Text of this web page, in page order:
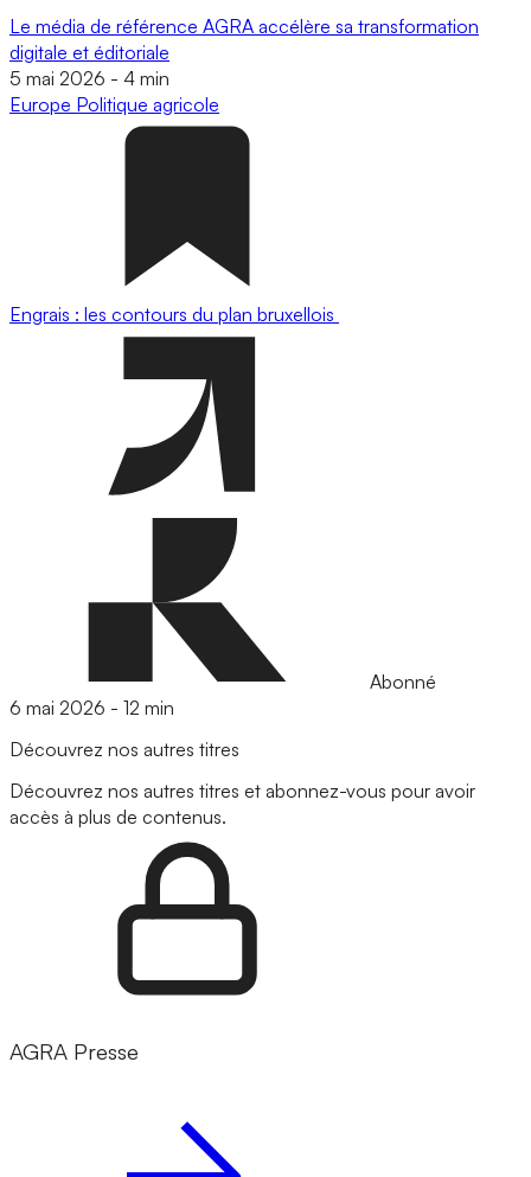
Le média de référence AGRA accélère sa transformation
digitale et éditoriale
5 mai 2026 - 4 min
Europe Politique agricole
Engrais : les contours du plan bruxellois
Abonné
6 mai 2026 - 12 min
Découvrez nos autres titres
Découvrez nos autres titres et abonnez-vous pour avoir
accès à plus de contenus.
AGRA Presse